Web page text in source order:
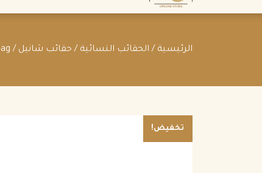
الرئيسية / الحقائب النسائية / حقائب شانيل / Chanel mini diamond quilted crossbody bag
تخفيض!